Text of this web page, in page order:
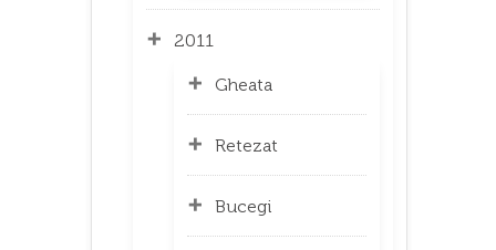
2011
Gheata
Retezat
Bucegi